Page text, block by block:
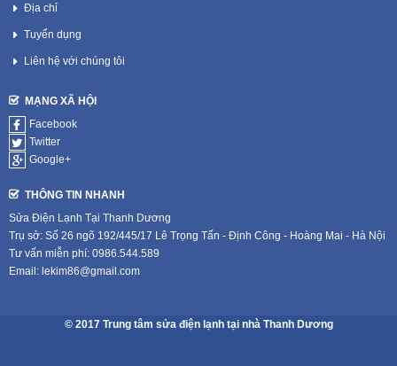
Địa chỉ
Tuyển dụng
Liên hệ với chúng tôi
MẠNG XÃ HỘI
Facebook
Twitter
Google+
THÔNG TIN NHANH
Sửa Điện Lạnh Tại Thanh Dương
Trụ sở: Số 26 ngõ 192/445/17 Lê Trọng Tấn - Định Công - Hoàng Mai - Hà Nội
Tư vấn miễn phí: 0986.544.589
Email: lekim86@gmail.com
© 2017 Trung tâm sửa điện lạnh tại nhà Thanh Dương